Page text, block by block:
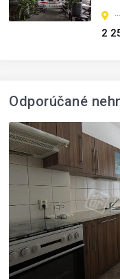
2
Odporúčané
Predaj